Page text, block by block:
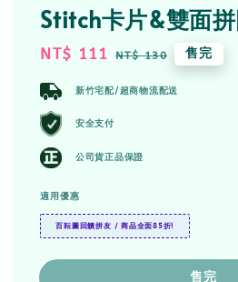
Stitch卡片&雙面
Sale
NT$ 111 Regular
NT$ 130 售完
新竹宅配/超商物流配送
安全支付
公司貨正品保證
適用優惠
百耘圖回饋拼友 / 商品全面85折!
售完